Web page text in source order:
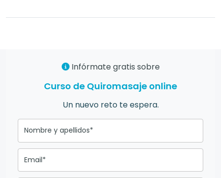
Infórmate gratis sobre
Curso de Quiromasaje online
Un nuevo reto te espera.
Nombre y apellidos*
Email*